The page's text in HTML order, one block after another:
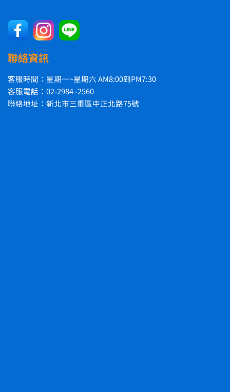
聯絡資訊
客服時間：星期一~星期六 AM8:00到PM7:30
客服電話：02-2984 -2560
聯絡地址：新北市三重區中正北路75號